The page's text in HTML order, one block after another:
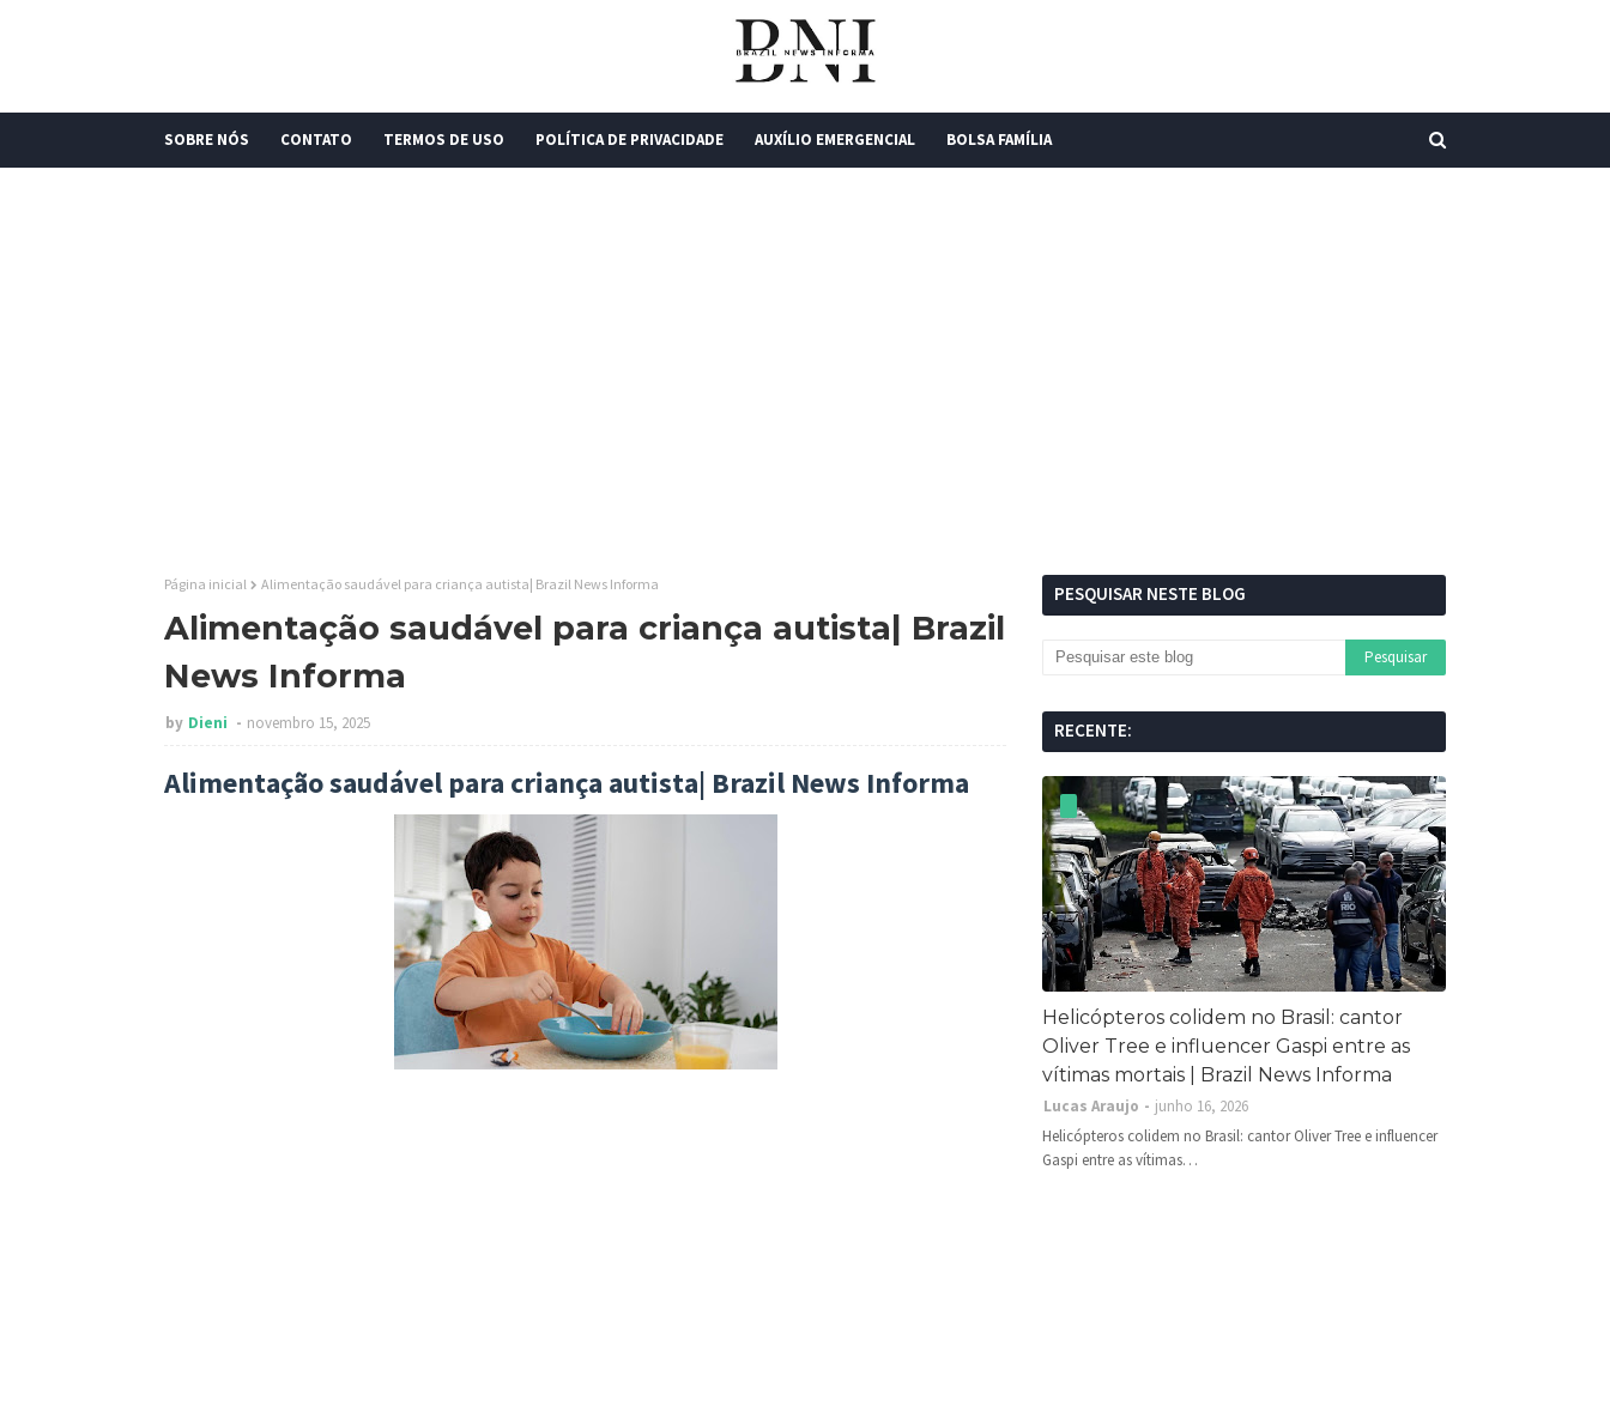
SOBRE NÓS CONTATO TERMOS DE USO POLÍTICA DE PRIVACIDADE AUXÍLIO EMERGENCIAL BOLSA FAMÍLIA
Página inicial Alimentação saudável para criança autista| Brazil News Informa
Alimentação saudável para criança autista| Brazil
News Informa
by Dieni novembro 15, 2025
Alimentação saudável para criança autista| Brazil News Informa
PESQUISAR NESTE BLOG
RECENTE:
Helicópteros colidem no Brasil: cantor
Oliver Tree e influencer Gaspi entre as
vítimas mortais | Brazil News Informa
Lucas Araujo
junho 16, 2026
Helicópteros colidem no Brasil: cantor Oliver Tree e influencer
Gaspi entre as vítimas…